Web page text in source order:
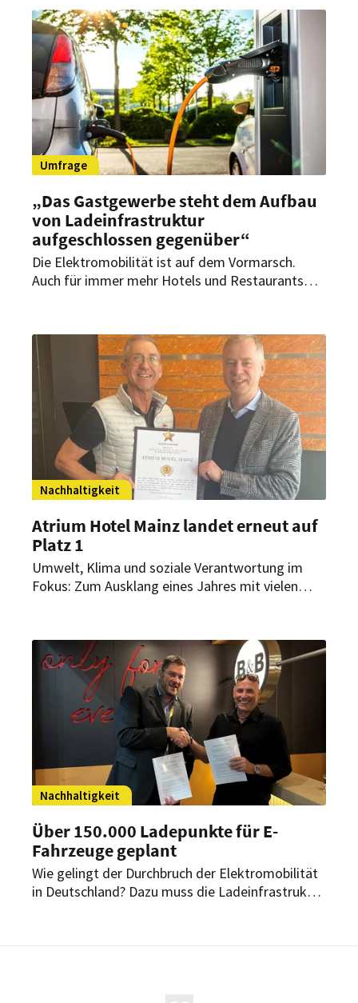
mit hohem Unterhaltungswert.
Umfrage
„Das Gastgewerbe steht dem Aufbau
von Ladeinfrastruktur
aufgeschlossen gegenüber“
Die Elektromobilität ist auf dem Vormarsch.
Auch für immer mehr Hotels und Restaurants
anbieten zu können. Das zeigt eine Umfrage des
Deutschen Hotel- und Gaststättenverbands in
Kooperation mit der Nationalen Leitstelle
Ladeinfrastruktur.
Nachhaltigkeit
Atrium Hotel Mainz landet erneut auf
Platz 1
Umwelt, Klima und soziale Verantwortung im
Fokus: Zum Ausklang eines Jahres mit vielen
Auszeichnung freuen.
Nachhaltigkeit
Über 150.000 Ladepunkte für E-
Fahrzeuge geplant
Wie gelingt der Durchbruch der Elektromobilität
in Deutschland? Dazu muss die Ladeinfrastruktur